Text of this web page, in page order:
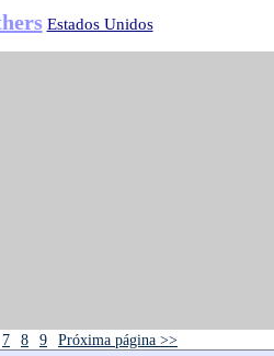
Estados Unidos
7 8 9 Próxima página >>